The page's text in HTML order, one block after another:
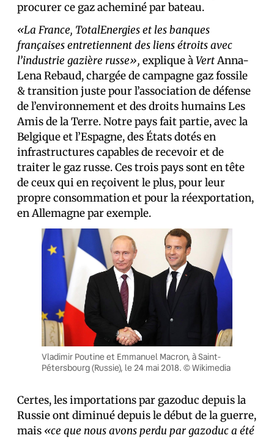
procurer ce gaz acheminé par bateau.
«La France, TotalEnergies et les banques
françaises entretiennent des liens étroits avec
l’industrie gazière russe», explique àVertAnna-
Lena Rebaud, chargée de campagne gaz fossile
& transition juste pour l’association de défense
de l’environnement et des droits humains Les
Amis de la Terre. Notre pays fait partie, avec la
Belgique et l’Espagne, des États dotés en
infrastructures capables de recevoir et de
traiter le gaz russe. Ces trois pays sont en tête
de ceux qui en reçoivent le plus, pour leur
propre consommation et pour la réexportation,
en Allemagne par exemple.
Vladimir Poutine et Emmanuel Macron, à Saint-
Pétersbourg (Russie), le 24 mai 2018. © Wikimedia
Certes, les importations par gazoduc depuis la
Russie ont diminué depuis le début de la guerre,
mais «ce que nous avons perdu par gazoduc a été